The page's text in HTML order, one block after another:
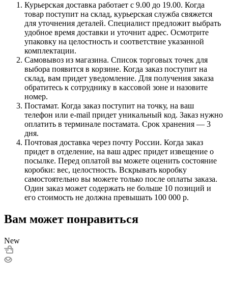
Курьерская доставка работает с 9.00 до 19.00. Когда
товар поступит на склад, курьерская служба свяжется
для уточнения деталей. Специалист предложит выбрать
удобное время доставки и уточнит адрес. Осмотрите
упаковку на целостность и соответствие указанной
комплектации.
Самовывоз из магазина. Список торговых точек для
выбора появится в корзине. Когда заказ поступит на
склад, вам придет уведомление. Для получения заказа
обратитесь к сотруднику в кассовой зоне и назовите
номер.
Постамат. Когда заказ поступит на точку, на ваш
телефон или e-mail придет уникальный код. Заказ нужно
оплатить в терминале постамата. Срок хранения — 3
дня.
Почтовая доставка через почту России. Когда заказ
придет в отделение, на ваш адрес придет извещение о
посылке. Перед оплатой вы можете оценить состояние
коробки: вес, целостность. Вскрывать коробку
самостоятельно вы можете только после оплаты заказа.
Один заказ может содержать не больше 10 позиций и
его стоимость не должна превышать 100 000 р.
Вам может понравиться
New